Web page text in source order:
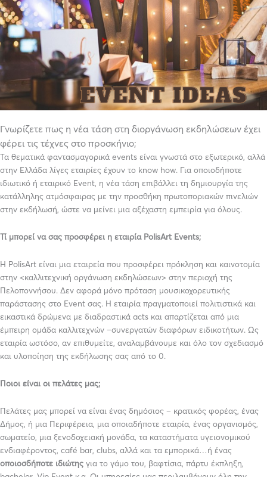
Γνωρίζετε πως η νέα τάση στη διοργάνωση εκδηλώσεων έχει
φέρει τις τέχνες στο προσκήνιο;
Τα θεματικά φαντασμαγορικά events είναι γνωστά στο εξωτερικό, αλλά
στην Ελλάδα λίγες εταιρίες έχουν το know how. Για οποιοδήποτε
ιδιωτικό ή εταιρικό Event, η νέα τάση επιβάλλει τη δημιουργία της
κατάλληλης ατμόσφαιρας με την προσθήκη πρωτοποριακών πινελιών
στην εκδήλωσή, ώστε να μείνει μια αξέχαστη εμπειρία για όλους.
Τί μπορεί να σας προσφέρει η εταιρία PolisArt Events;
Η PolisArt είναι μια εταιρεία που προσφέρει πρόκληση και καινοτομία
στην <καλλιτεχνική οργάνωση εκδηλώσεων> στην περιοχή της
Πελοποννήσου. Δεν αφορά μόνο πρόταση μουσικοχορευτικής
παράστασης στο Event σας. Η εταιρία πραγματοποιεί πολιτιστικά και
εικαστικά δρώμενα με διαδραστικά acts και απαρτίζεται από μια
έμπειρη ομάδα καλλιτεχνών –συνεργατών διαφόρων ειδικοτήτων. Ως
εταιρία ωστόσο, αν επιθυμείτε, αναλαμβάνουμε και όλο τον σχεδιασμό
και υλοποίηση της εκδήλωσης σας από το 0.
Ποιοι είναι οι πελάτες μας;
Πελάτες μας μπορεί να είναι ένας δημόσιος – κρατικός φορέας, ένας
Δήμος, ή μια Περιφέρεια, μια οποιαδήποτε εταιρία, ένας οργανισμός,
σωματείο, μια ξενοδοχειακή μονάδα, τα καταστήματα υγειονομικού
ενδιαφέροντος, café bar, clubs, αλλά και τα εμπορικά…ή ένας
οποιοσδήποτε ιδιώτης για το γάμο του, βαφτίσια, πάρτυ έκπληξη,